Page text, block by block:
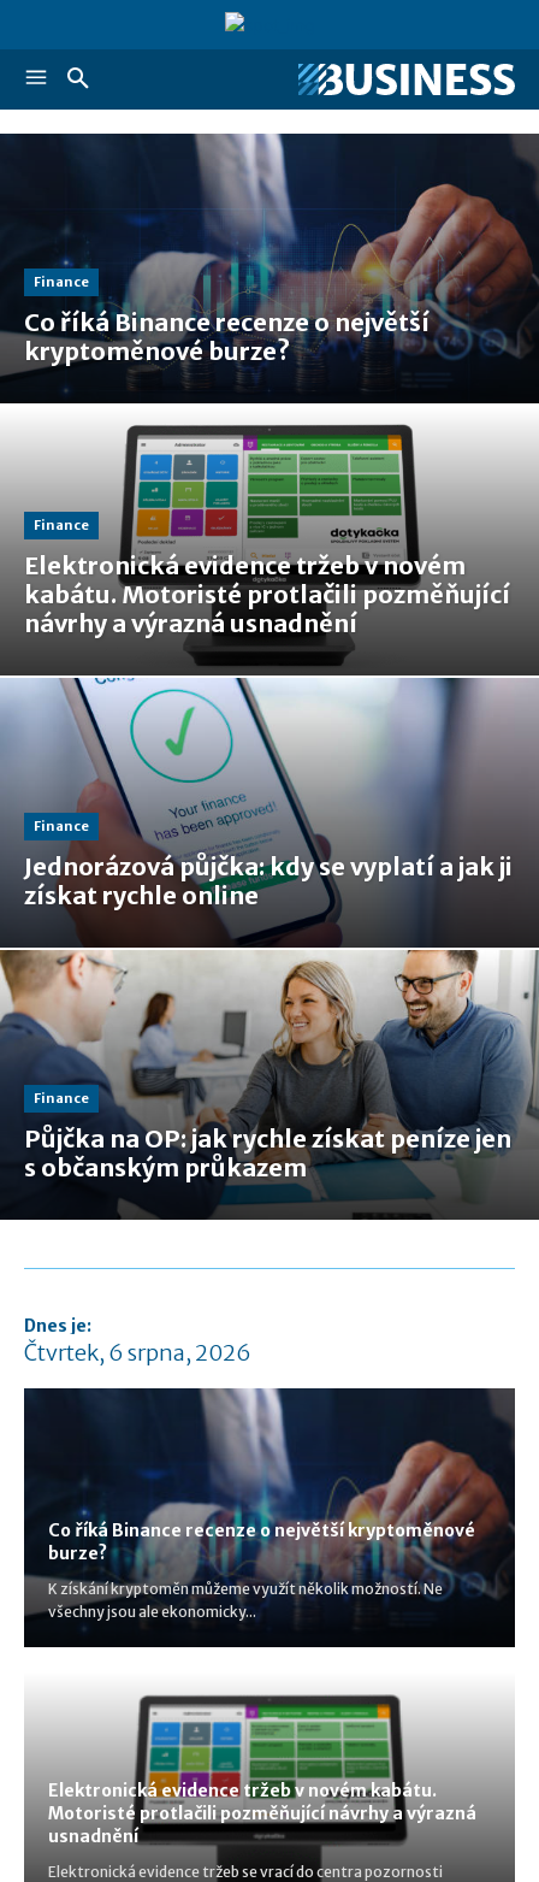
Finance
Co říká Binance recenze o největší
kryptoměnové burze?
Finance
Elektronická evidence tržeb v novém
kabátu. Motoristé protlačili pozměňující
návrhy a výrazná usnadnění
Finance
Jednorázová půjčka: kdy se vyplatí a jak ji
získat rychle online
Finance
Půjčka na OP: jak rychle získat peníze jen
s občanským průkazem
Dnes je:
Čtvrtek, 6 srpna, 2026
Co říká Binance recenze o největší kryptoměnové
burze?
K získání kryptoměn můžeme využít několik možností. Ne
všechny jsou ale ekonomicky...
Elektronická evidence tržeb v novém kabátu.
Motoristé protlačili pozměňující návrhy a výrazná
usnadnění
Elektronická evidence tržeb se vrací do centra pozornosti